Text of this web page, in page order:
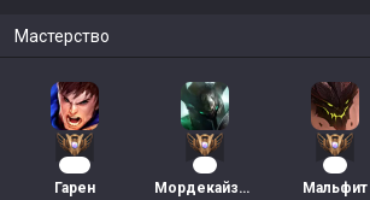
Мастерство
Гарен Мордекайзер Мальфит